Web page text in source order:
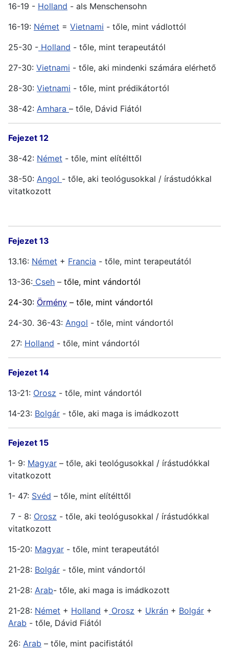
16-19 - Holland - als Menschensohn
16-19: Német = Vietnami - tőle, mint vádlottól
25-30 - Holland - tőle, mint terapeutától
27-30: Vietnami - tőle, aki mindenki számára elérhető
28-30: Vietnami - tőle, mint prédikátortól
38-42: Amhara – tőle, Dávid Fiától
Fejezet 12
38-42: Német - tőle, mint elítélttől
38-50: Angol - tőle, aki teológusokkal / írástudókkal
vitatkozott
Fejezet 13
13.16: Német + Francia - tőle, mint terapeutától
13-36: Cseh – tőle, mint vándortól
24-30: Örmény – tőle, mint vándortól
24-30. 36-43: Angol - tőle, mint vándortól
27: Holland - tőle, mint vándortól
Fejezet 14
13-21: Orosz - tőle, mint vándortól
14-23: Bolgár - tőle, aki maga is imádkozott
Fejezet 15
1- 9: Magyar – tőle, aki teológusokkal / írástudókkal
vitatkozott
1- 47: Svéd – tőle, mint elítélttől
7 - 8: Orosz - tőle, aki teológusokkal / írástudókkal
vitatkozott
15-20: Magyar - tőle, mint terapeutától
21-28: Bolgár - tőle, mint vándortól
21-28: Arab- tőle, aki maga is imádkozott
21-28: Német + Holland + Orosz + Ukrán + Bolgár +
Arab - tőle, Dávid Fiától
26: Arab – tőle, mint pacifistától